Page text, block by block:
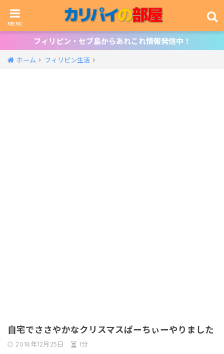
フィリピン・セブ島からあれこれ情報発信中！
ホーム フィリピン生活
自宅でささやかなクリスマスぱーちぃーやりました
2018年12月25日 1分